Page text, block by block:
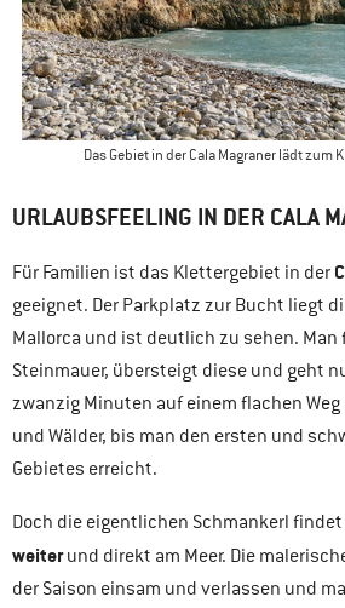
Das Gebiet in der Cala Magraner lädt zum
URLAUBSFEELING IN DER CALA
Für Familien ist das Klettergebiet in der
geeignet. Der Parkplatz zur Bucht liegt
Mallorca und ist deutlich zu sehen. Man
Steinmauer, übersteigt diese und geht
zwanzig Minuten auf einem flachen
und Wälder, bis man den ersten und
Gebietes erreicht.
Doch die eigentlichen Schmankerl
weiterund direkt am Meer. Die
der Saison einsam und verlassen und